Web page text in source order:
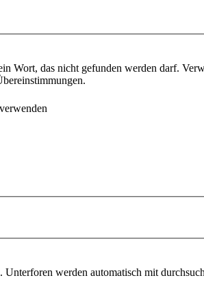
Wort, das nicht gefunden werden darf.
werden automatisch mit